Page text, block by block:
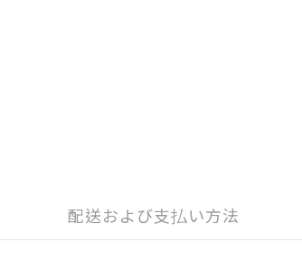
配送および支払い方法